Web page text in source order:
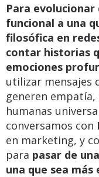
Para evolucionar
funcional a una
filosófica en
contar historias
emociones
utilizar mensajes
generen
humanas
conversamos con
en marketing, y
para pasar de
una que sea más